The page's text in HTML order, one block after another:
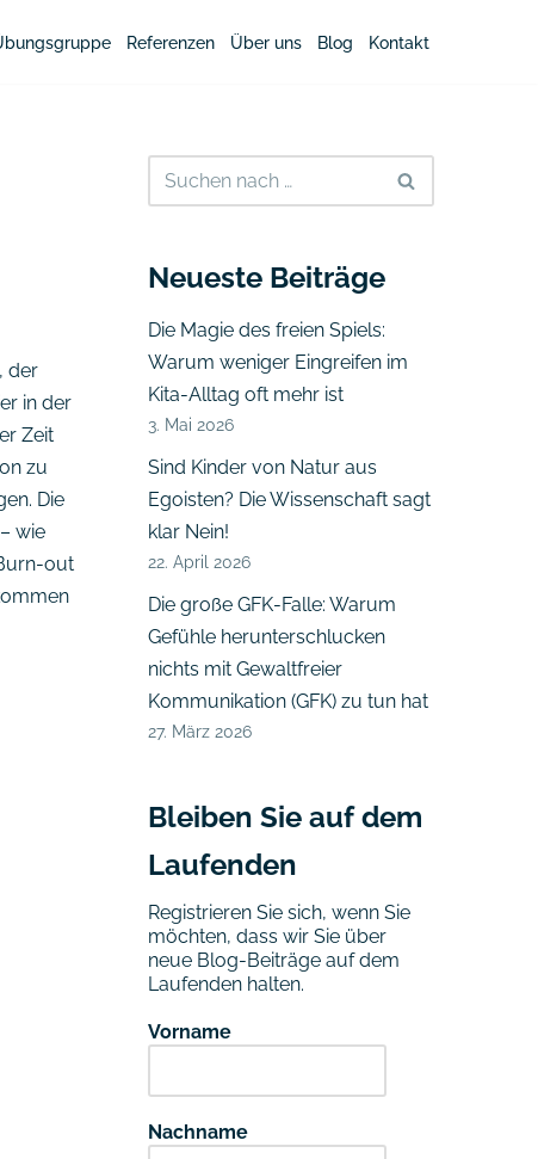
Referenzen Über uns Blog Kontakt
der
in der
Zeit
zu
Die
wie
out
Neueste Beiträge
Die Magie des freien Spiels:
Warum weniger Eingreifen im
Kita-Alltag oft mehr ist
3. Mai 2026
Sind Kinder von Natur aus
Egoisten? Die Wissenschaft sagt
klar Nein!
22. April 2026
Die große GFK-Falle: Warum
Gefühle herunterschlucken
nichts mit Gewaltfreier
Kommunikation (GFK) zu tun hat
27. März 2026
Bleiben Sie auf dem
Laufenden
Registrieren Sie sich, wenn Sie
möchten, dass wir Sie über
neue Blog-Beiträge auf dem
Laufenden halten.
Vorname
Nachname